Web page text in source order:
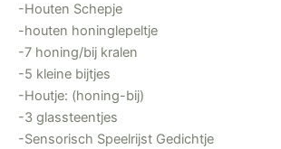
-Houten Schepje
-houten honinglepeltje
-7 honing/bij kralen
-5 kleine bijtjes
-Houtje: (honing-bij)
-3 glassteentjes
-Sensorisch Speelrijst Gedichtje